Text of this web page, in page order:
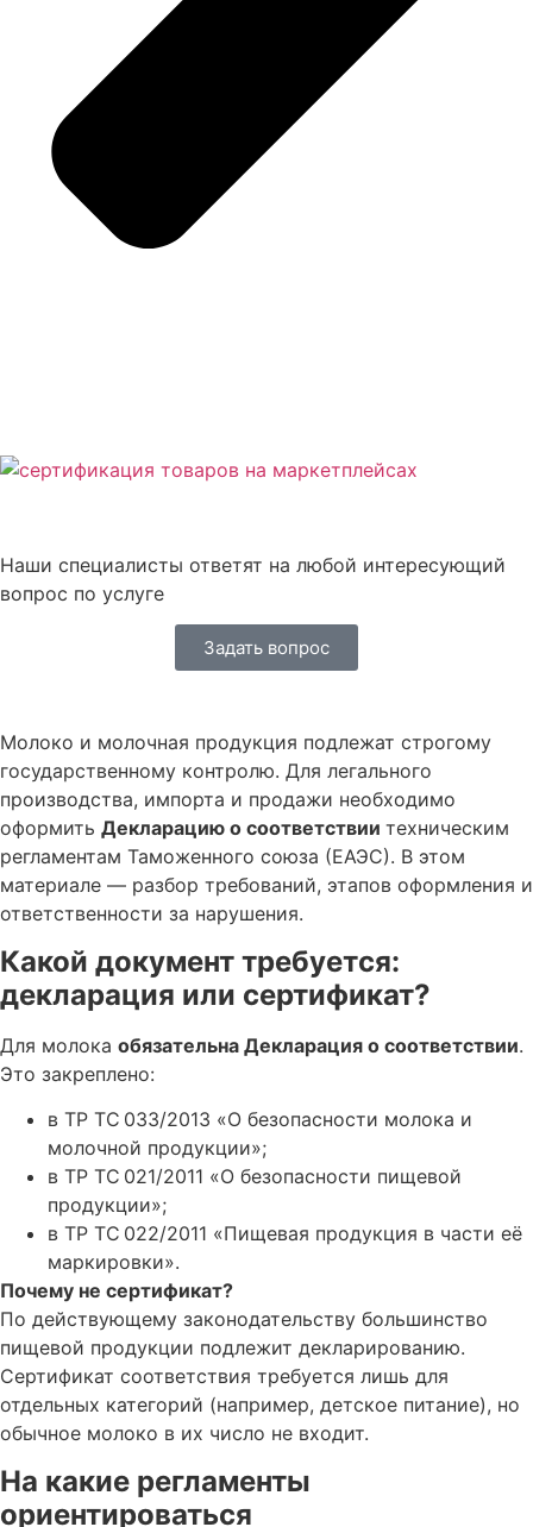
Наши специалисты ответят на любой интересующий
вопрос по услуге
Задать вопрос
Молоко и молочная продукция подлежат строгому
государственному контролю. Для легального
производства, импорта и продажи необходимо
оформить Декларацию о соответствии техническим
регламентам Таможенного союза (ЕАЭС). В этом
материале — разбор требований, этапов оформления и
ответственности за нарушения.
Какой документ требуется:
декларация или сертификат?
Для молока обязательна Декларация о соответствии.
Это закреплено:
в ТР ТС 033/2013 «О безопасности молока и
молочной продукции»;
в ТР ТС 021/2011 «О безопасности пищевой
продукции»;
в ТР ТС 022/2011 «Пищевая продукция в части её
маркировки».
Почему не сертификат?
По действующему законодательству большинство
пищевой продукции подлежит декларированию.
Сертификат соответствия требуется лишь для
отдельных категорий (например, детское питание), но
обычное молоко в их число не входит.
На какие регламенты
ориентироваться